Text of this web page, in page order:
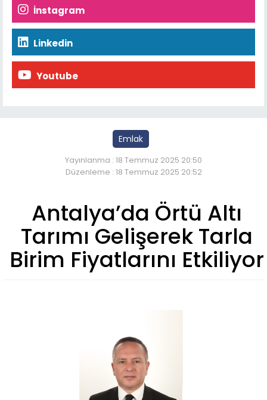
İnstagram
Linkedin
Youtube
Emlak
Yayınlanma : 18 Temmuz 2025 20:50
Düzenleme : 18 Temmuz 2025 20:52
Antalya’da Örtü Altı
Tarımı Gelişerek Tarla
Birim Fiyatlarını Etkiliyor